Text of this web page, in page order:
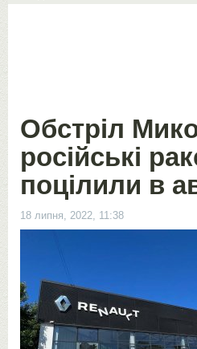
Обстріл
російські
поцілили в
18 липня, 2022, 11:38